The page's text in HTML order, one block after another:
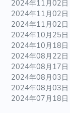
2024年11月02日
2024年11月02日
2024年11月02日
2024年10月25日
2024年10月18日
2024年08月22日
2024年08月17日
2024年08月03日
2024年08月03日
2024年07月18日